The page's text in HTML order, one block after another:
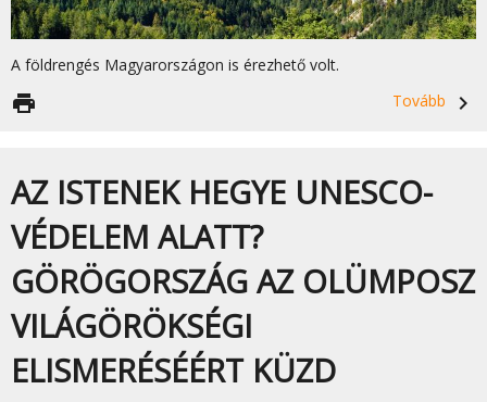
A földrengés Magyarországon is érezhető volt.
Tovább
navigate_next
print
AZ ISTENEK HEGYE UNESCO-
VÉDELEM ALATT?
GÖRÖGORSZÁG AZ OLÜMPOSZ
VILÁGÖRÖKSÉGI
ELISMERÉSÉÉRT KÜZD